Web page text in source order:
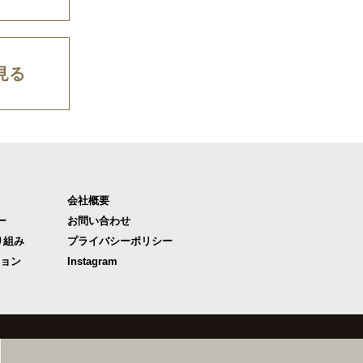
る
組み
ン
会社概要
お問い合わせ
プライバシーポリシー
Instagram